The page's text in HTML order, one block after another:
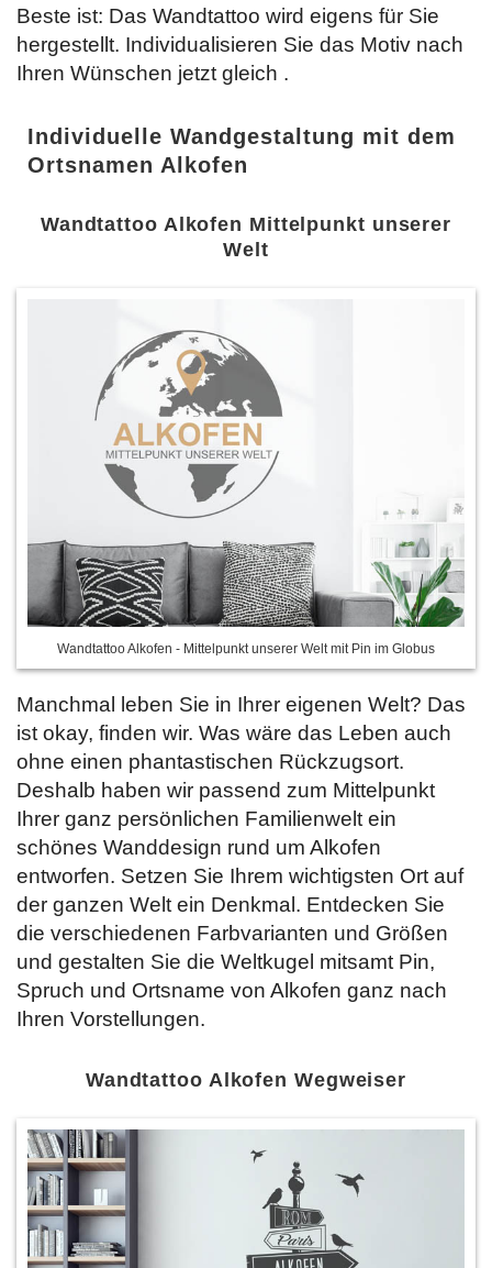
Beste ist: Das Wandtattoo wird eigens für Sie
hergestellt. Individualisieren Sie das Motiv nach
Ihren Wünschen jetzt gleich .
Individuelle Wandgestaltung mit dem
Ortsnamen Alkofen
Wandtattoo Alkofen Mittelpunkt unserer
Welt
Wandtattoo Alkofen - Mittelpunkt unserer Welt mit Pin im Globus
Manchmal leben Sie in Ihrer eigenen Welt? Das
ist okay, finden wir. Was wäre das Leben auch
ohne einen phantastischen Rückzugsort.
Deshalb haben wir passend zum Mittelpunkt
Ihrer ganz persönlichen Familienwelt ein
schönes Wanddesign rund um Alkofen
entworfen. Setzen Sie Ihrem wichtigsten Ort auf
der ganzen Welt ein Denkmal. Entdecken Sie
die verschiedenen Farbvarianten und Größen
und gestalten Sie die Weltkugel mitsamt Pin,
Spruch und Ortsname von Alkofen ganz nach
Ihren Vorstellungen.
Wandtattoo Alkofen Wegweiser